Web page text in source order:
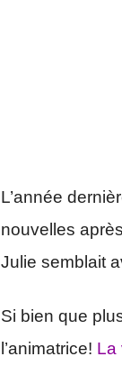
L’année
nouvelles
Julie semblait
Si bien que
l’animatrice! La